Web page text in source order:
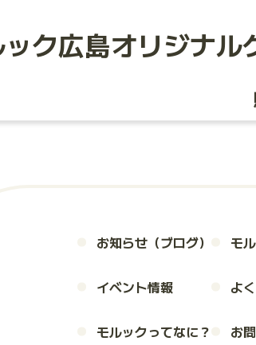
ク広島オリジナル
お知らせ（ブログ）
イベント情報
モルックってなに？
モ
よ
お